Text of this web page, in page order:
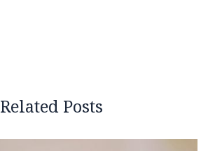
Related Posts